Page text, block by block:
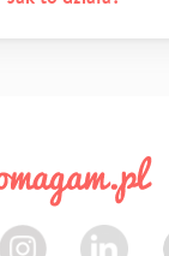
Instagram LinkedIn